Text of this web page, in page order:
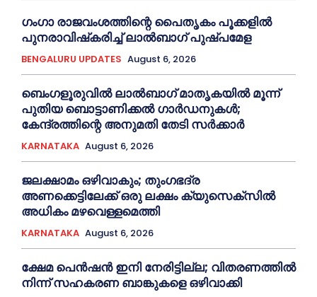
ഗംഗാ രാജവംശത്തിന്റെ പൈതൃകം പൂക്കളിൽ
പുനരാവിഷ്‌കരിച്ച് ലാൽബാഗ് പുഷ്പമേള
BENGALURU UPDATES August 6, 2026
ബെംഗളൂരുവിൽ ലാൽബാഗ് മാതൃകയിൽ മൂന്ന്
പുതിയ ബൊട്ടാണിക്കൽ ഗാർഡനുകൾ;
കേന്ദ്രത്തിന്റെ അനുമതി തേടി സർക്കാർ
KARNATAKA August 6, 2026
ജലക്ഷാമം ഒഴിവാകും; തുംഗഭദ്ര
അണക്കെട്ടിലേക്ക് ഒരു ലക്ഷം ക്യുസെക്സില്‍
അധികം മഴവെള്ളമെത്തി
KARNATAKA August 6, 2026
ക്ഷേമ പെൻഷൻ ഇനി നേരിട്ടില്ല; വിതരണത്തിൽ
നിന്ന് സഹകരണ ബാങ്കുകളെ ഒഴിവാക്കി